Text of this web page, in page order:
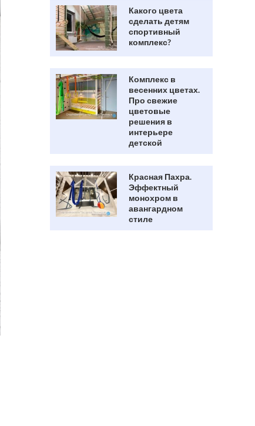
Какого цвета
сделать детям
спортивный
комплекс?
Комплекс в
весенних цветах.
Про свежие
цветовые
решения в
интерьере
детской
Красная Пахра.
Эффектный
монохром в
авангардном
стиле